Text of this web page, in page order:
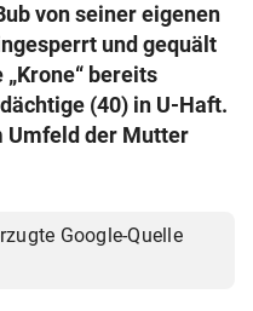
von seiner eigenen
und gequält
bereits
(40) in U-Haft.
Umfeld der Mutter
Google-Quelle